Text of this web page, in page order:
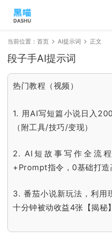
当前位置： 首页 AI提示词 正文
段子手AI提示词
热门教程（视频）
1. 用AI写短篇小说日入
（附工具/技巧/变现）
2.AI短故事写作全流
+Prompt指令，0基础打造
3. 番茄小说新玩法，利用
十分钟被动收益4张【揭秘】